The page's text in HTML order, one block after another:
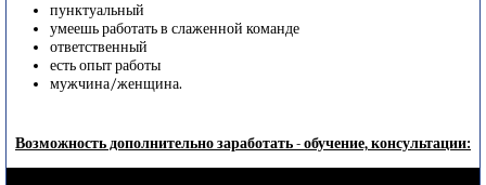
пунктуальный
умеешь работать в слаженной команде
ответственный
есть опыт работы
мужчина/женщина.
Возможность дополнительно заработать - обучение, консультации: